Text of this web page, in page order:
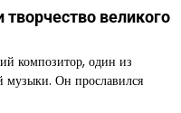
великого
композитор, один из
музыки. Он прославился